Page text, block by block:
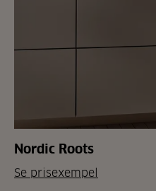
Nordic Roots
Se prisexempel